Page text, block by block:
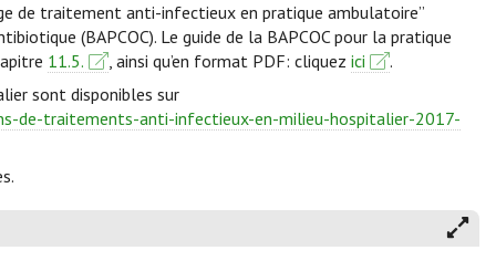
de traitement anti-infectieux en pratique ambulatoire”
(BAPCOC). Le guide de la BAPCOC pour la pratique
11.5. , ainsi qu’en format PDF: cliquez ici
.
sont disponibles sur
de-traitements-anti-infectieux-en-milieu-hospitalier-2017-